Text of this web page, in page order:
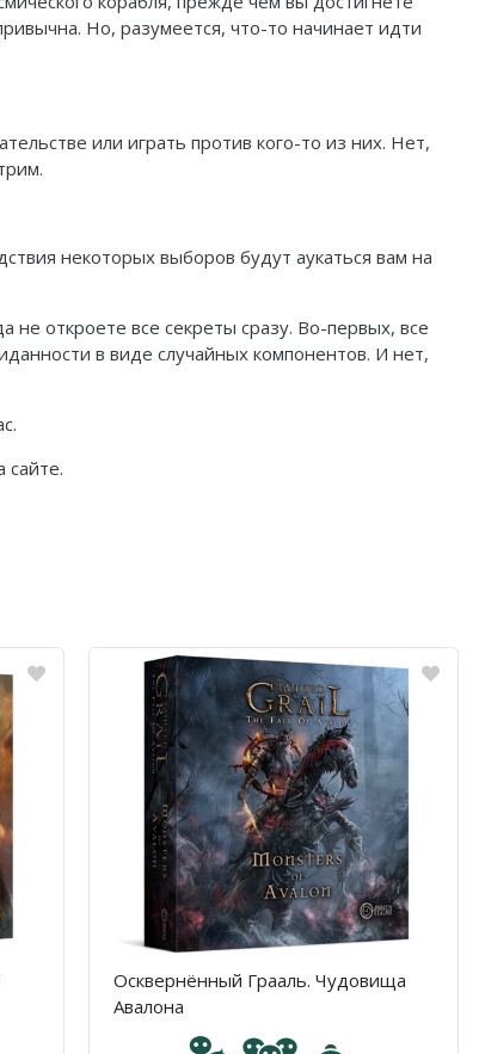
Но, разумеется, что-то начинает идти
или играть против кого-то из них. Нет,
некоторых выборов будут аукаться вам на
откроете все секреты сразу. Во-первых, все
в виде случайных компонентов. И нет,
сайте.
Осквернённый Грааль. Чудовища
Авалона